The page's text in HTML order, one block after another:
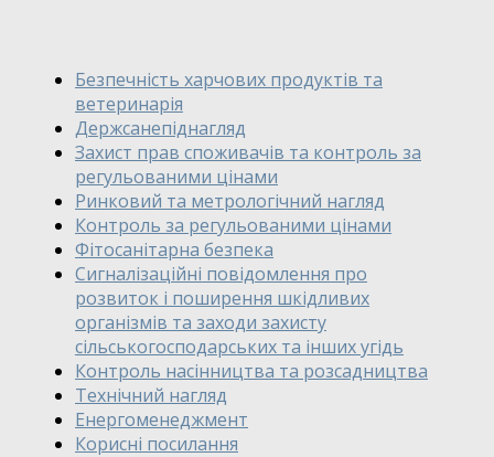
Безпечність харчових продуктів та
ветеринарія
Держсанепіднагляд
Захист прав споживачів та контроль за
регульованими цінами
Ринковий та метрологічний нагляд
Контроль за регульованими цінами
Фітосанітарна безпека
Сигналізаційні повідомлення про
розвиток і поширення шкідливих
організмів та заходи захисту
сільськогосподарських та інших угідь
Контроль насінництва та розсадництва
Технічний нагляд
Енергоменеджмент
Корисні посилання